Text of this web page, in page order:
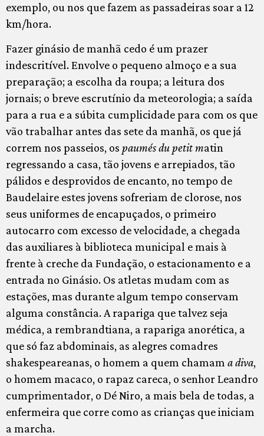
exemplo, ou nos que fazem as passadeiras soar a 12
km/hora.
Fazer ginásio de manhã cedo é um prazer
indescritível. Envolve o pequeno almoço e a sua
preparação; a escolha da roupa; a leitura dos
jornais; o breve escrutínio da meteorologia; a saída
para a rua e a súbita cumplicidade para com os que
vão trabalhar antes das sete da manhã, os que já
correm nos passeios, os paumés du petit matin
regressando a casa, tão jovens e arrepiados, tão
pálidos e desprovidos de encanto, no tempo de
Baudelaire estes jovens sofreriam de clorose, nos
seus uniformes de encapuçados, o primeiro
autocarro com excesso de velocidade, a chegada
das auxiliares à biblioteca municipal e mais à
frente à creche da Fundação, o estacionamento e a
entrada no Ginásio. Os atletas mudam com as
estações, mas durante algum tempo conservam
alguma constância. A rapariga que talvez seja
médica, a rembrandtiana, a rapariga anorética, a
que só faz abdominais, as alegres comadres
shakespeareanas, o homem a quem chamam a diva,
o homem macaco, o rapaz careca, o senhor Leandro
cumprimentador, o Dé Niro, a mais bela de todas, a
enfermeira que corre como as crianças que iniciam
a marcha.